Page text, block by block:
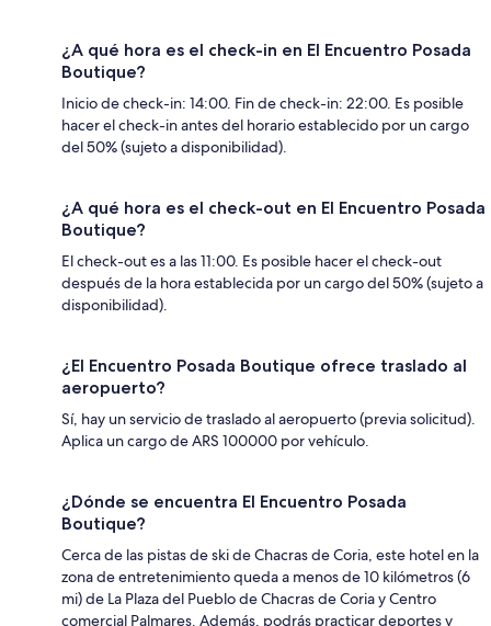
¿A qué hora es el check-in en El Encuentro Posada
Boutique?
Inicio de check-in: 14:00. Fin de check-in: 22:00. Es posible
hacer el check-in antes del horario establecido por un cargo
del 50% (sujeto a disponibilidad).
¿A qué hora es el check-out en El Encuentro Posada
Boutique?
El check-out es a las 11:00. Es posible hacer el check-out
después de la hora establecida por un cargo del 50% (sujeto a
disponibilidad).
¿El Encuentro Posada Boutique ofrece traslado al
aeropuerto?
Sí, hay un servicio de traslado al aeropuerto (previa solicitud).
Aplica un cargo de ARS 100000 por vehículo.
¿Dónde se encuentra El Encuentro Posada
Boutique?
Cerca de las pistas de ski de Chacras de Coria, este hotel en la
zona de entretenimiento queda a menos de 10 kilómetros (6
mi) de La Plaza del Pueblo de Chacras de Coria y Centro
comercial Palmares. Además, podrás practicar deportes y